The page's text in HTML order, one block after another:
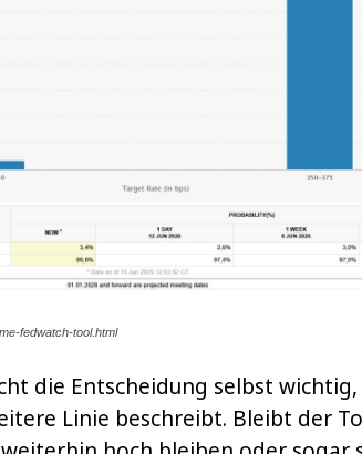
fedwatch-tool.html
die Entscheidung selbst
Linie beschreibt. Bleibt der